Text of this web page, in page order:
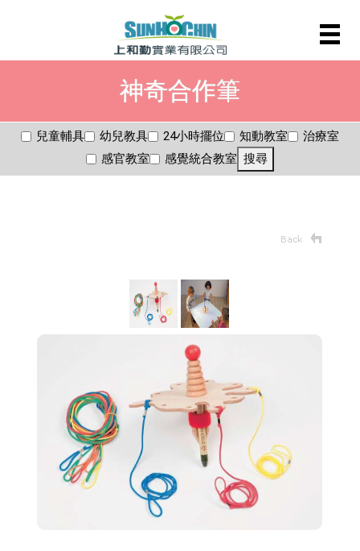
神奇合作筆
兒童輔具 幼兒教具 24小時擺位 知動教室
治療室
感官教室
感覺統合教室 搜尋